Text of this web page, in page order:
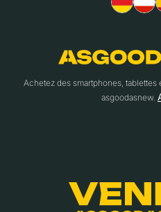
Achetez des smartphones,
asgoodasnew.